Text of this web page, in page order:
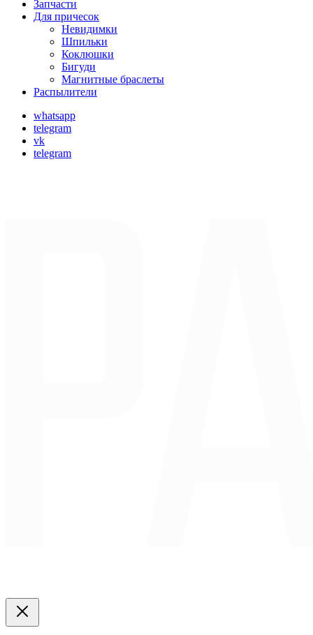
Запчасти
Для причесок
Невидимки
Шпильки
Коклюшки
Бигуди
Магнитные браслеты
Распылители
whatsapp
telegram
vk
telegram